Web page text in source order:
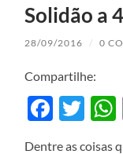
Solidão a
28/09/2016 / 0
Compartilhe:
Dentre as coisas